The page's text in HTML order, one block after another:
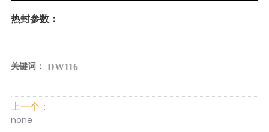
热封参数：
关键词： DW116
上一个：
none